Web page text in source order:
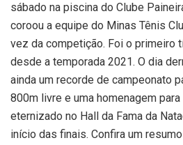
sábado na piscina do Clube
coroou a equipe do Minas Tênis
vez da competição. Foi o primeiro
desde a temporada 2021. O dia
ainda um recorde de campeonato
800m livre e uma homenagem
eternizado no Hall da Fama da
início das finais. Confira um